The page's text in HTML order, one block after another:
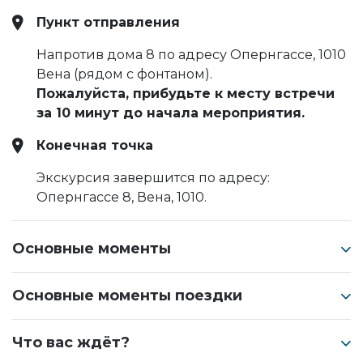
Пункт отправления
Напротив дома 8 по адресу Опернгассе, 1010
Вена (рядом с фонтаном).
Пожалуйста, прибудьте к месту встречи
за 10 минут до начала мероприятия.
Конечная точка
Экскурсия завершится по адресу:
Опернгассе 8, Вена, 1010.
Основные моменты
Основные моменты поездки
Что вас ждёт?